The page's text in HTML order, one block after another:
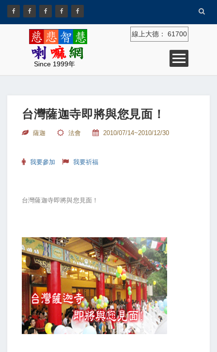
Since 1999年
線上大德： 61700
台灣薩迦寺即將與您見面！
薩迦 法會 2010/07/14~2010/12/30
我要參加 我要祈福
台灣薩迦寺即將與您見面！